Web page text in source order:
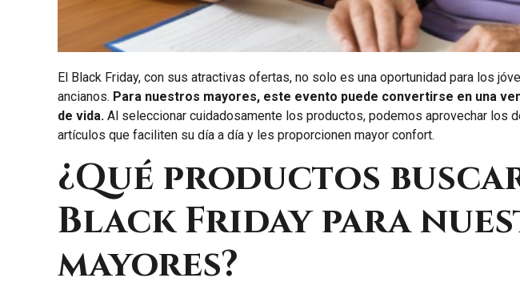
El Black Friday, con sus atractivas ofertas, no solo es una oportunidad para los
ancianos. Para nuestros mayores, este evento puede convertirse en una
de vida. Al seleccionar cuidadosamente los productos, podemos aprovechar los
artículos que faciliten su día a día y les proporcionen mayor confort.
¿Qué productos
Black Friday para
mayores?